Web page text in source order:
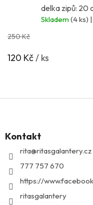
delka zipů: 20
Skladem(4 ks)
250 Kč
120 Kč/ ks
Z
aKontakt
rita@ritasgalantery.cz
777 757 670
https://
ritasgalantery